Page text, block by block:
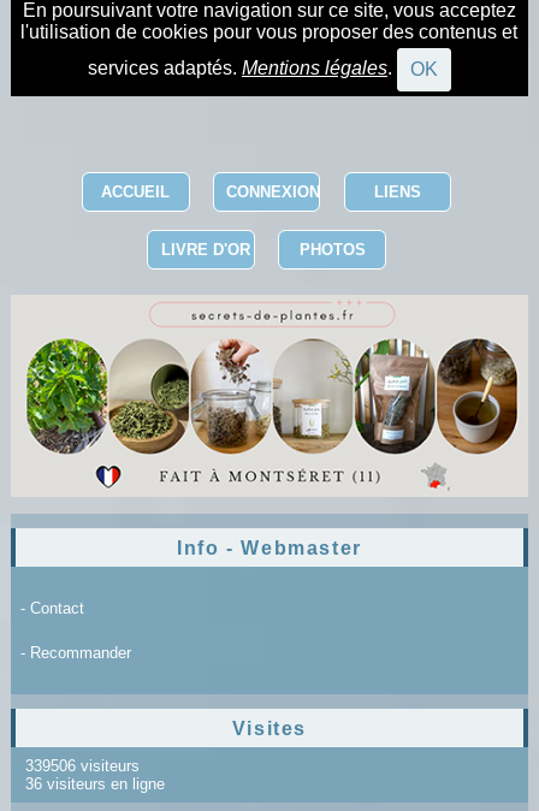
En poursuivant votre navigation sur ce site, vous acceptez
l'utilisation de cookies pour vous proposer des contenus et
services adaptés. Mentions légales. OK
ACCUEIL CONNEXION LIENS
LIVRE D'OR PHOTOS
Info - Webmaster
- Contact
- Recommander
Visites
339506 visiteurs
36 visiteurs en ligne